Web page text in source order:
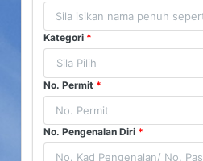
Kategori *
Sila Pilih
No. Permit *
No. Pengenalan Diri *